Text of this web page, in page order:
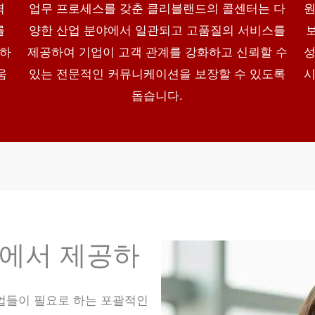
업무 프로세스를 갖춘 클리블랜드의 콜센터는 다
양한 산업 분야에서 일관되고 고품질의 서비스를
제공하여 기업이 고객 관계를 강화하고 신뢰할 수
있는 전문적인 커뮤니케이션을 보장할 수 있도록
돕습니다.
서 제공하
이 필요로 하는 포괄적인